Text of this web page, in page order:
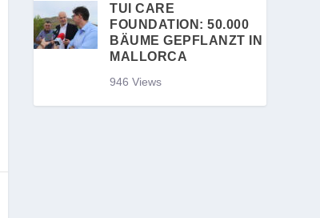
TUI CARE
FOUNDATION: 50.000
BÄUME GEPFLANZT IN
MALLORCA
946 Views